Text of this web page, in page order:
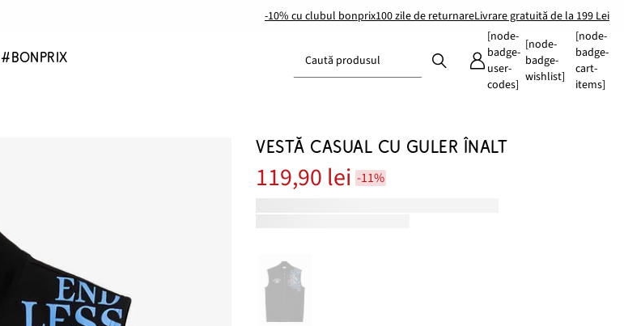
-10% cu clubul bonprix100 zile de returnareLivrare gratuită de la 199 Lei
#BONPRIX Caută produsul
[node-
badge-
user-
codes]
[node-
badge-
wishlist]
[node-
badge-
cart-
items]
VESTĂ CASUAL CU GULER ÎNALT
119,90 lei -11%